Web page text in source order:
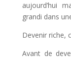
aujourd’hui
grandi dans
Devenir riche,
Avant de